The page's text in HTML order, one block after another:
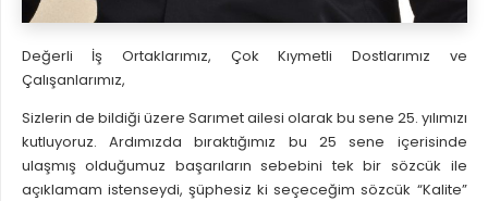
Değerli İş Ortaklarımız, Çok Kıymetli Dostlarımız ve
Çalışanlarımız,
Sizlerin de bildiği üzere Sarımet ailesi olarak bu sene 25. yılımızı
kutluyoruz. Ardımızda bıraktığımız bu 25 sene içerisinde
ulaşmış olduğumuz başarıların sebebini tek bir sözcük ile
açıklamam istenseydi, şüphesiz ki seçeceğim sözcük “Kalite”